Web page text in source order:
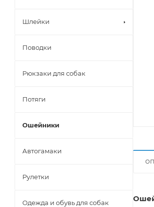
Шлейки
Поводки
Рюкзаки для собак
Потяги
Ошейники
Автогамаки
Рулетки
Одежда и обувь для собак